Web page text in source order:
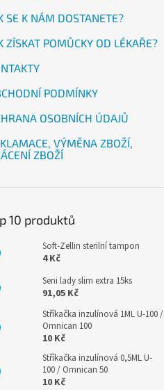
SE K NÁM DOSTANETE?
ZÍSKAT POMŮCKY OD LÉKAŘE?
PODMÍNKY
OSOBNÍCH ÚDAJŮ
VÝMĚNA ZBOŽÍ,
ZBOŽÍ
10 produktů
Soft-Zellin sterilní tampon
4 Kč
Seni lady slim extra 15ks
91,05 Kč
Stříkačka inzulínová 1ML U-100 /
Omnican 100
10 Kč
Stříkačka inzulínová 0,5ML U-
100 / Omnican 50
10 Kč